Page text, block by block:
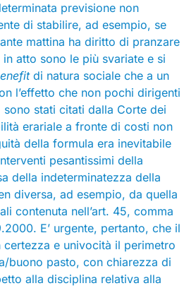
previsione non
di stabilire, ad esempio, se
mattina ha diritto di pranzare
atto sono le più svariate e si
di natura sociale che a un
l’effetto che non pochi dirigenti
stati citati dalla Corte dei
erariale a fronte di costi non
della formula era inevitabile
pesantissimi della
della indeterminatezza della
diversa, ad esempio, da quella
contenuta nell’art. 45, comma
E’ urgente, pertanto, che il
certezza e univocità il perimetro
buono pasto, con chiarezza di
alla disciplina relativa alla